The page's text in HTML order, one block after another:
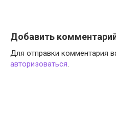
Добавить
Для отправки комментария
авторизоваться.